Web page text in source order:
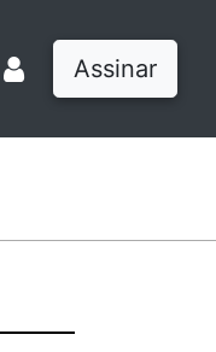
Assinar